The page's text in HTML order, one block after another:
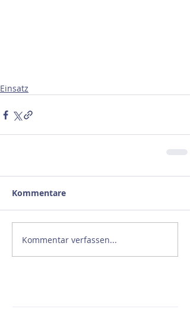
Einsatz
Kommentare
Kommentar verfassen...